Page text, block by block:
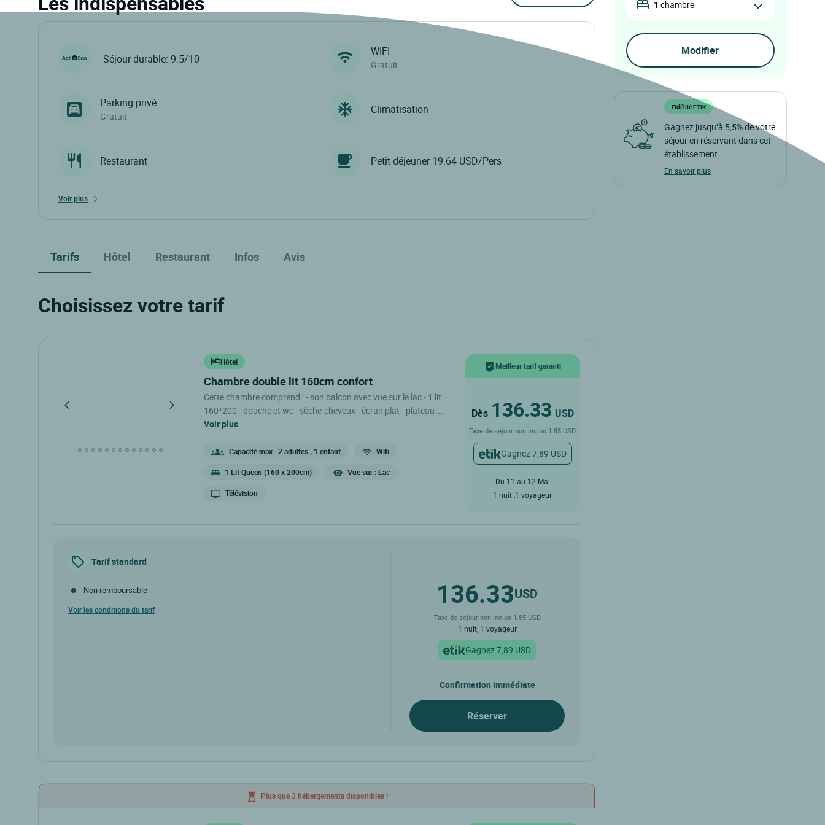
Séjour durable: 9.5/10
WIFI
Gratuit
Parking privé
Gratuit
Climatisation
Restaurant Petit déjeuner 19.64 USD/Pers
voir plus
Tarifs Hôtel Restaurant Infos Avis
Choisissez votre tarif
Hôtel
chambre double lit 160cm confort
Cette chambre comprend : - son balcon avec vue sur le lac - 1 lit
160*200 - douche et wc - sèche-cheveux - écran plat - plateau
voir plus
Capacité max : 2 adultes , 1 enfant Wifi
1 Lit Queen (160 x 200cm) Vue sur : Lac
Télévision
Meilleur tarif garanti
Dès 136.33 USD
Taxe de séjour non inclus 1.85 USD
Gagnez 7,89 USD
Du 11 au 12 Mai
1 nuit ,1 voyageur
Tarif standard
Non remboursable
Voir les conditions du tarif 136.33USD
Taxe de séjour non inclus 1.85 USD
1 nuit, 1 voyageur
Gagnez 7,89 USD
Confirmation immédiate
Réserver
Plus que 3 hébergements disponibles !
1 chambre
Fidélité ETIK
Gagnez jusqu’à 5,5% de votre
séjour en réservant dans cet
établissement.
En savoir plus